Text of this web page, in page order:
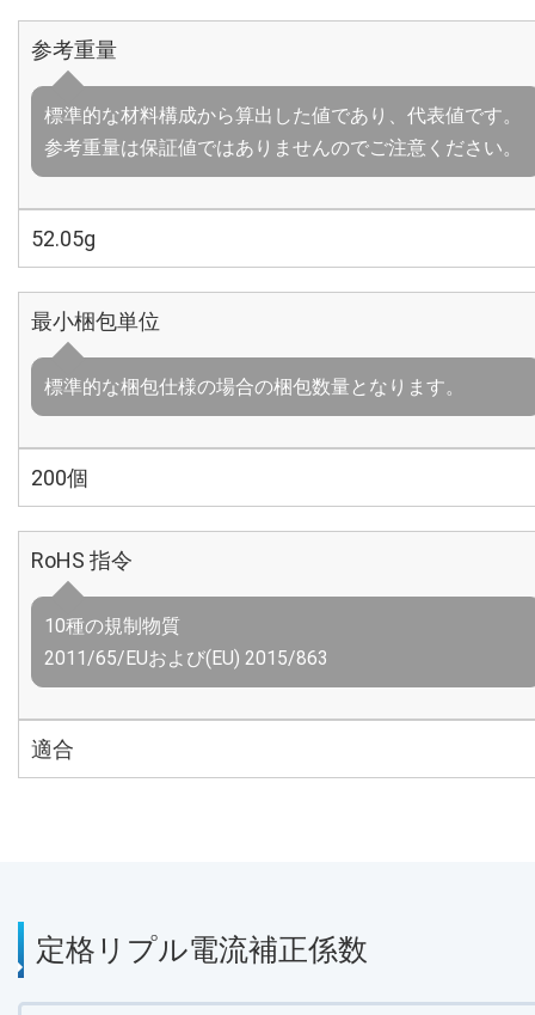
参考重量
標準的な材料構成から算出した値であり、代表値です。
参考重量は保証値ではありませんのでご注意ください。
52.05g
最小梱包単位
標準的な梱包仕様の場合の梱包数量となります。
200個
RoHS 指令
10種の規制物質
2011/65/EUおよび(EU) 2015/863
適合
定格リプル電流補正係数